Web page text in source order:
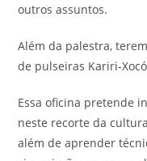
outros assuntos.
Além da palestra,
de pulseiras Kariri-
Essa oficina pretende
neste recorte da
além de aprender